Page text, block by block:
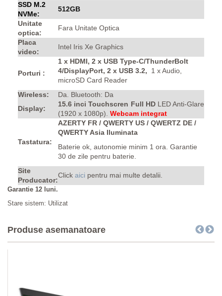
SSD M.2
NVMe:
512GB
Unitate
optica:
Fara Unitate Optica
Placa
video:
Intel Iris Xe Graphics
Porturi :
1 x HDMI, 2 x USB Type-C/ThunderBolt
4/DisplayPort, 2 x USB 3.2,
1 x Audio,
microSD Card Reader
Wireless:
Da. Bluetooth: Da
Display:
15.6 inci Touchscren Full HD LED Anti-Glare
(1920 x 1080p). Webcam integrat
Tastatura:
AZERTY FR / QWERTY US / QWERTZ DE /
QWERTY Asia Iluminata
Baterie ok, autonomie minim 1 ora. Garantie
30 de zile pentru baterie.
Site
Producator:
Click aici pentru mai multe detalii.
Garantie 12 luni.
Stare sistem: Utilizat
Produse asemanatoare